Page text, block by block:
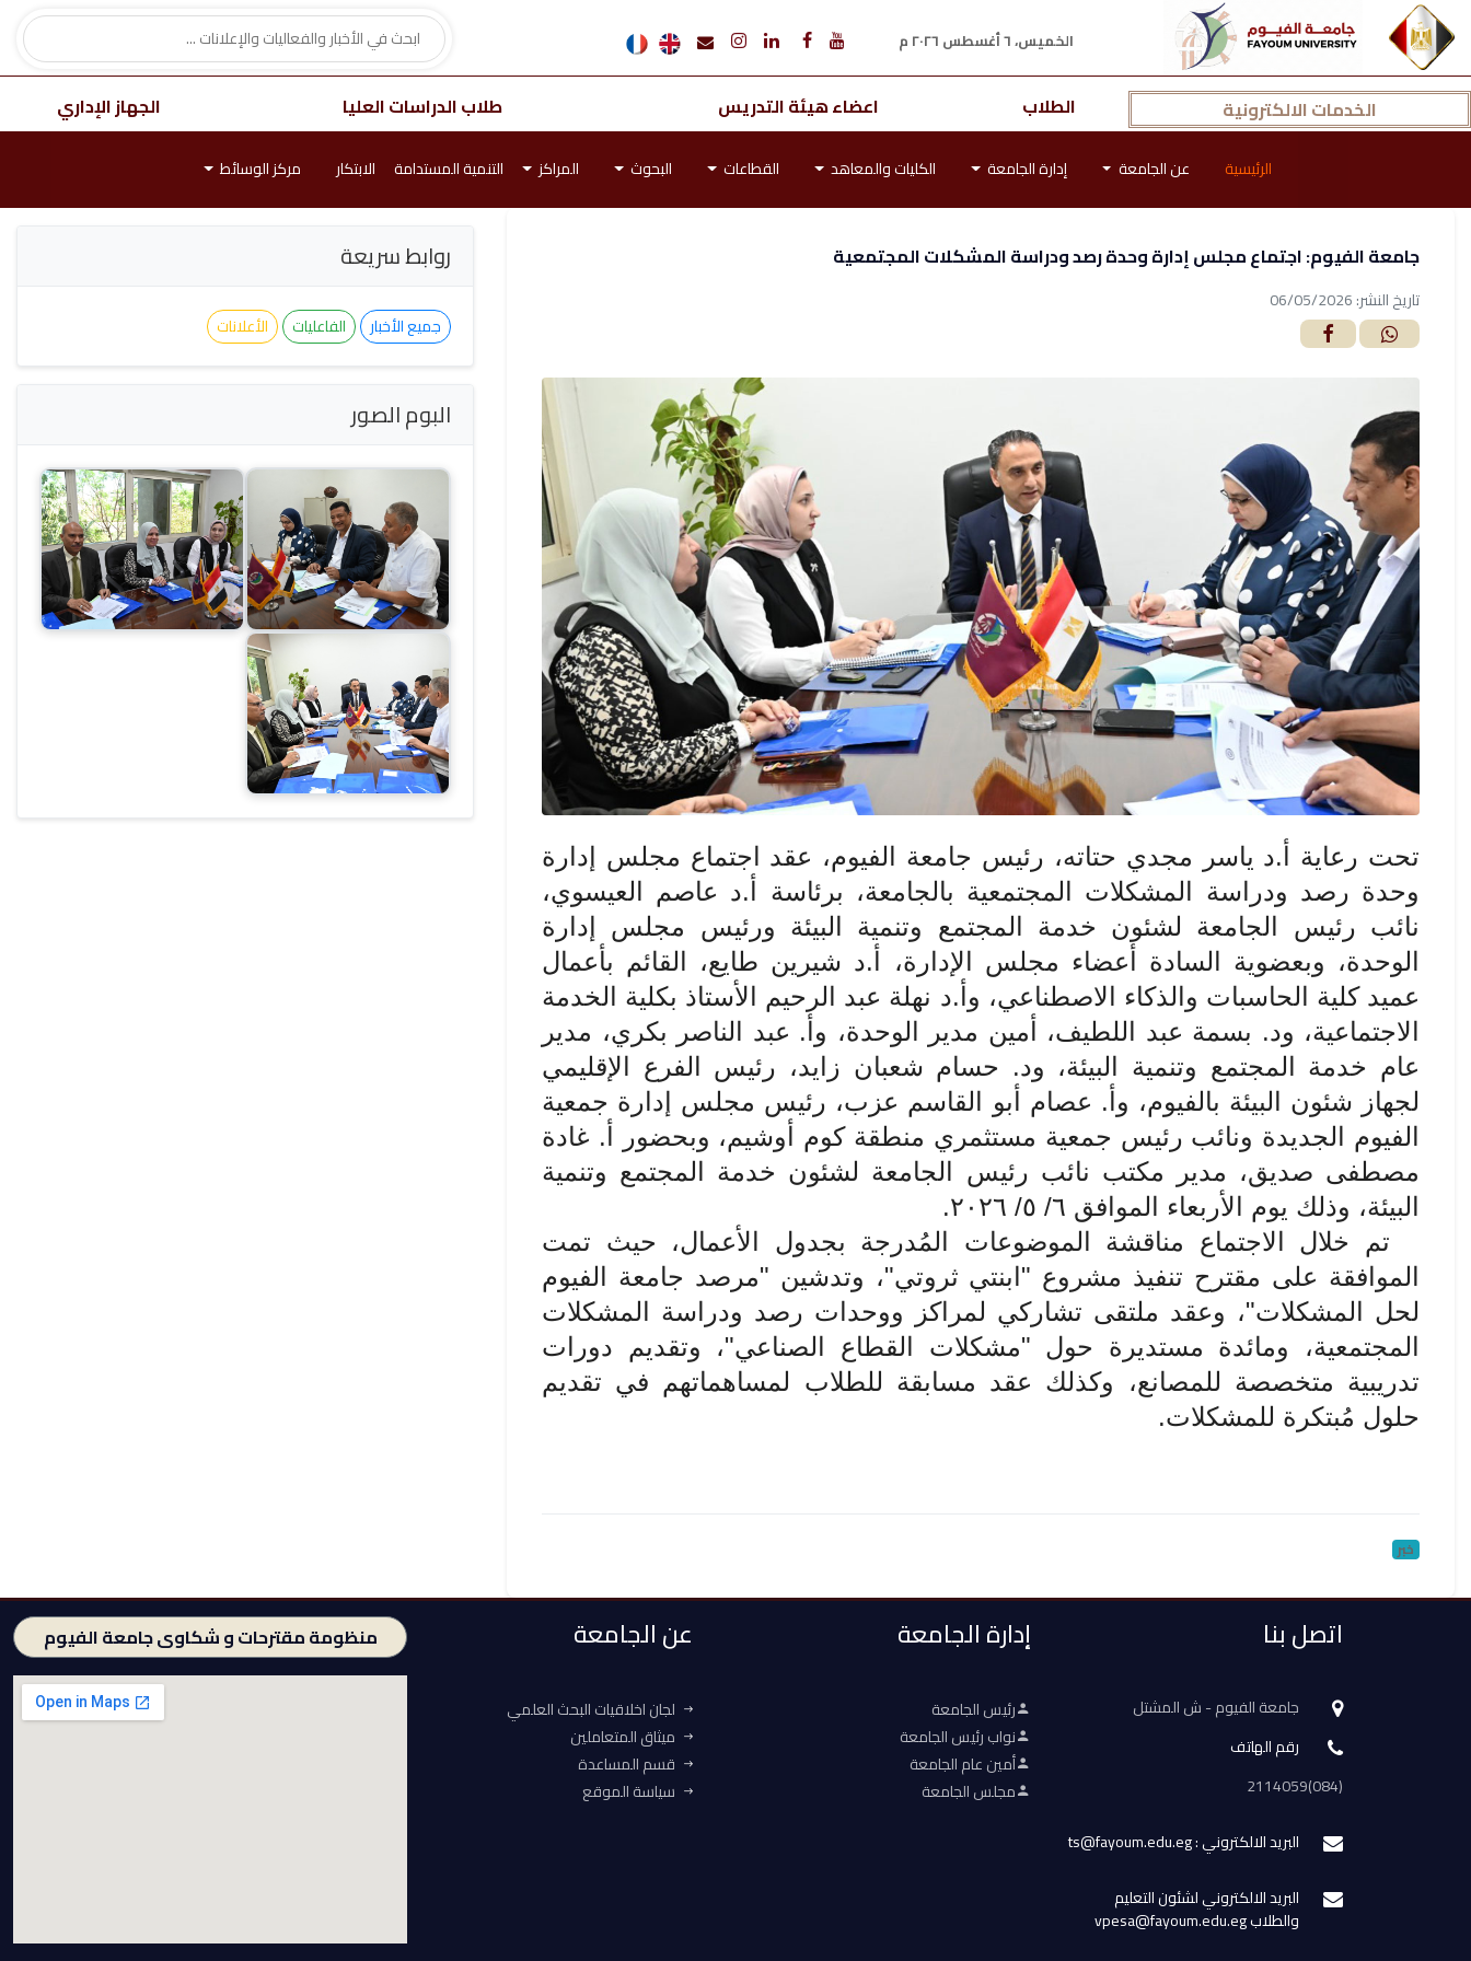
الخميس، ٦ أغسطس ٢٠٢٦ م
الخدمات الالكترونية الطلاب اعضاء هيئة التدريس طلاب الدراسات العليا الجهاز الإداري
الرئيسية عن الجامعة إدارة الجامعة الكليات والمعاهد القطاعات البحوث المراكز التنمية المستدامة الابتكار مركز الوسائط
جامعة الفيوم: اجتماع مجلس إدارة وحدة رصد ودراسة المشكلات المجتمعية
تاريخ النشر: 06/05/2026
تحت رعاية أ.د ياسر مجدي حتاته، رئيس جامعة الفيوم، عقد اجتماع مجلس إدارة
وحدة رصد ودراسة المشكلات المجتمعية بالجامعة، برئاسة أ.د عاصم العيسوي،
نائب رئيس الجامعة لشئون خدمة المجتمع وتنمية البيئة ورئيس مجلس إدارة
الوحدة، وبعضوية السادة أعضاء مجلس الإدارة، أ.د شيرين طايع، القائم بأعمال
عميد كلية الحاسبات والذكاء الاصطناعي، وأ.د نهلة عبد الرحيم الأستاذ بكلية الخدمة
الاجتماعية، ود. بسمة عبد اللطيف، أمين مدير الوحدة، وأ. عبد الناصر بكري، مدير
عام خدمة المجتمع وتنمية البيئة، ود. حسام شعبان زايد، رئيس الفرع الإقليمي
لجهاز شئون البيئة بالفيوم، وأ. عصام أبو القاسم عزب، رئيس مجلس إدارة جمعية
الفيوم الجديدة ونائب رئيس جمعية مستثمري منطقة كوم أوشيم، وبحضور أ. غادة
مصطفى صديق، مدير مكتب نائب رئيس الجامعة لشئون خدمة المجتمع وتنمية
البيئة، وذلك يوم الأربعاء الموافق ٦/ ٥/ ٢٠٢٦
.
تم خلال الاجتماع مناقشة الموضوعات المُدرجة بجدول الأعمال، حيث تمت
الموافقة على مقترح تنفيذ مشروع "ابنتي ثروتي"، وتدشين "مرصد جامعة الفيوم
لحل المشكلات"، وعقد ملتقى تشاركي لمراكز ووحدات رصد ودراسة المشكلات
المجتمعية، ومائدة مستديرة حول "مشكلات القطاع الصناعي"، وتقديم دورات
تدريبية متخصصة للمصانع، وكذلك عقد مسابقة للطلاب لمساهماتهم في تقديم
حلول مُبتكرة للمشكلات.
خبر
روابط سريعة
جميع الأخبار الفاعليات الأعلانات
البوم الصور
اتصل بنا
جامعة الفيوم - ش المشتل
رقم الهاتف
(084)2114059
البريد الالكتروني : ts@fayoum.edu.eg
البريد الالكتروني لشئون التعليم
والطلاب vpesa@fayoum.edu.eg
إدارة الجامعة
رئيس الجامعة
نواب رئيس الجامعة
أمين عام الجامعة
مجلس الجامعة
عن الجامعة
لجان اخلاقيات البحث العلمي
ميثاق المتعاملين
قسم المساعدة
سياسة الموقع
منظومة مقترحات و شكاوى جامعة الفيوم